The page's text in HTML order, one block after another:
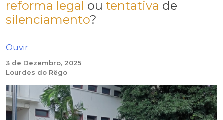
reforma legal ou tentativa de
silenciamento?
Ouvir
3 de Dezembro, 2025
Lourdes do Rêgo